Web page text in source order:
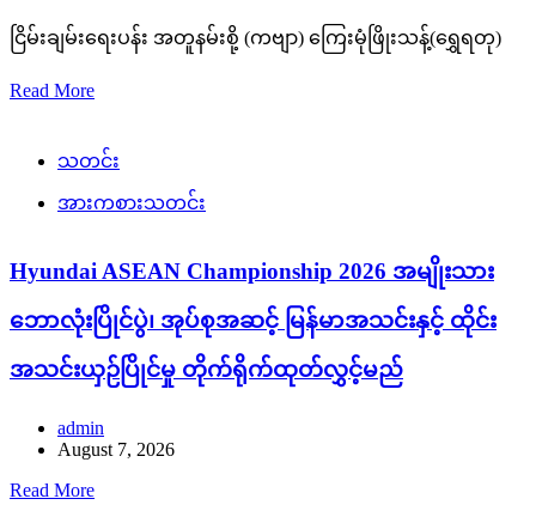
ငြိမ်းချမ်းရေးပန်း အတူနမ်းစို့ (ကဗျာ) ကြေးမုံဖြိုးသန့်(ရွှေရတု)
Read More
သတင်း
အားကစားသတင်း
Hyundai ASEAN Championship 2026 အမျိုးသား
ဘောလုံးပြိုင်ပွဲ၊ အုပ်စုအဆင့် မြန်မာအသင်းနှင့် ထိုင်း
အသင်းယှဉ်ပြိုင်မှု တိုက်ရိုက်ထုတ်လွှင့်မည်
admin
August 7, 2026
Read More